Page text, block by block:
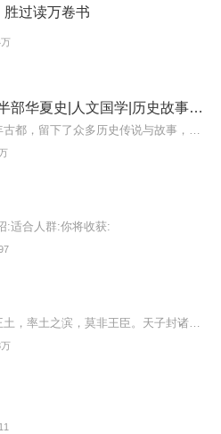
过读万卷书
一座洛阳城，半部华夏史|人文国学|历史故事｜华夏旅游
:适合人群:你将收获: